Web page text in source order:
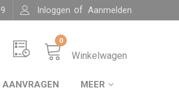
Inloggen of Aanmelden
Winkelwagen
0
AANVRAGEN MEER